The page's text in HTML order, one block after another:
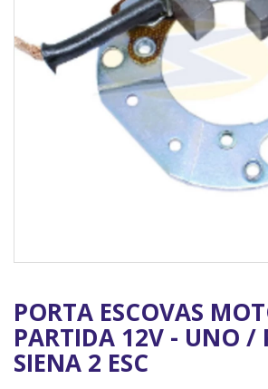
PORTA ESCOVAS
PARTIDA 12V - UNO /
SIENA 2 ESC